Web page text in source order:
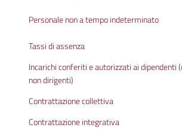
Personale non a tempo indeterminato
Tassi di assenza
Incarichi conferiti e autorizzati ai dipendenti
non dirigenti)
Contrattazione collettiva
Contrattazione integrativa